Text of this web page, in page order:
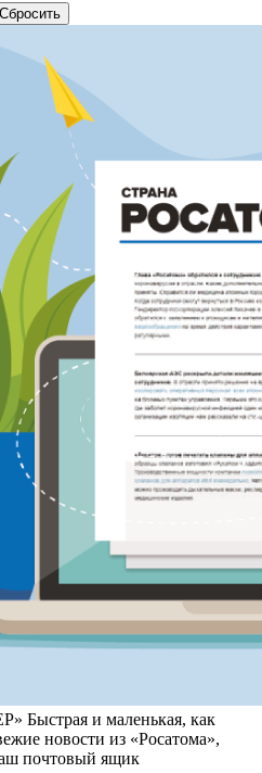
Быстрая и маленькая, как
новости из «Росатома»,
почтовый ящик